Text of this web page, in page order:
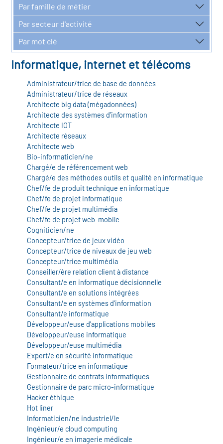
les métiers
clés métiers et
lieu d'information ou
des métiers en
des transitions
de l'Economie
Solidaire (ESS)
du secteur sanitaire
de l'Industrie
emploi-formation
des secteurs(en
construction)
Par famille de métier
Par secteur d'activité
Par mot clé
Informatique, internet et télécoms
Administrateur/trice de base de données
Administrateur/trice de réseaux
Architecte big data (mégadonnées)
Architecte des systèmes d'information
Architecte IOT
Architecte réseaux
Architecte web
Bio-informaticien/ne
Chargé/e de référencement web
Chargé/e des méthodes outils et qualité en informatique
Chef/fe de produit technique en informatique
Chef/fe de projet informatique
Chef/fe de projet multimédia
Chef/fe de projet web-mobile
Cogniticien/ne
Concepteur/trice de jeux vidéo
Concepteur/trice de niveaux de jeu web
Concepteur/trice multimédia
Conseiller/ère relation client à distance
Consultant/e en informatique décisionnelle
Consultant/e en solutions intégrées
Consultant/e en systèmes d'information
Consultant/e informatique
Développeur/euse d'applications mobiles
Développeur/euse informatique
Développeur/euse multimédia
Expert/e en sécurité informatique
Formateur/trice en informatique
Gestionnaire de contrats informatiques
Gestionnaire de parc micro-informatique
Hacker éthique
Hot liner
Informaticien/ne industriel/le
Ingénieur/e cloud computing
Ingénieur/e en imagerie médicale